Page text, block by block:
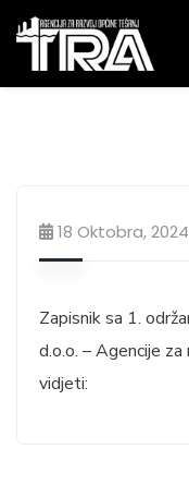
18 Oktobra, 2024
Zapisnik sa 1.
d.o.o. – Agencije
vidjeti: